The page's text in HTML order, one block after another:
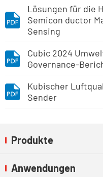
Lösungen für die
Semicon ductor
Sensing
Cubic 2024
Governance-
Kubischer
Sender
Produkte
Anwendungen